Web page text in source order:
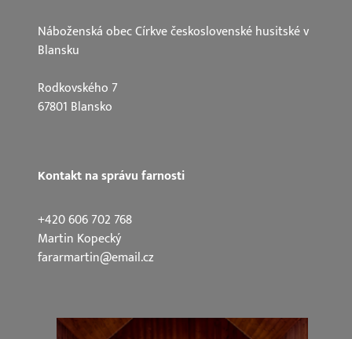
Náboženská obec Církve československé husitské v
Blansku
Rodkovského 7
67801 Blansko
Kontakt na správu farnosti
+420 606 702 768
Martin Kopecký
fararmartin@email.cz